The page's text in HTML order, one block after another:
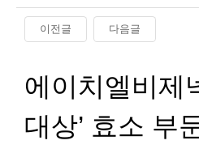
이전글 다음글
에이치엘비제
대상’ 효소 부